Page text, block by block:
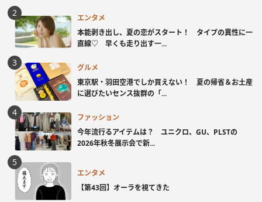
エンタメ
本能剥き出し、夏の恋がスタート！ タイプの異性に一
直線♡ 早くも走り出す一...
グルメ
東京駅・羽田空港でしか買えない！ 夏の帰省＆お土産
に選びたいセンス抜群の「...
ファッション
今年流行るアイテムは？ ユニクロ、GU、PLSTの
2026年秋冬展示会で新...
エンタメ
【第43回】オーラを視てきた